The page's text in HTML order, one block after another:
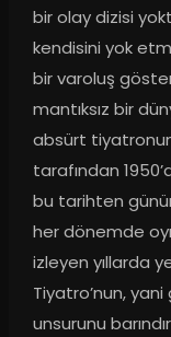
bir olay dizisi
kendisini yok
bir varoluş
mantıksız bir
absürt
tarafından
bu tarihten
her dönemde
izleyen yıllarda
Tiyatro’nun,
unsurunu